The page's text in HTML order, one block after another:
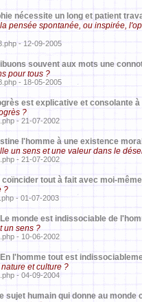
nécessite un long et patient
pensée spontanée, ou inspirée,
- 12-09-2005
souvent aux mots une
pour tous ?
- 18-05-2005
est explicative et consolante
?
- 21-07-2002
l'homme à une existence
un sens et une valeur dans le
- 21-07-2002
coïncider tout à fait avec moi-
?
- 01-07-2003
monde est indissociable de
un sens ?
- 10-06-2002
En l'homme tout est
et culture ?
- 04-09-2004
sujet humain qui donne au